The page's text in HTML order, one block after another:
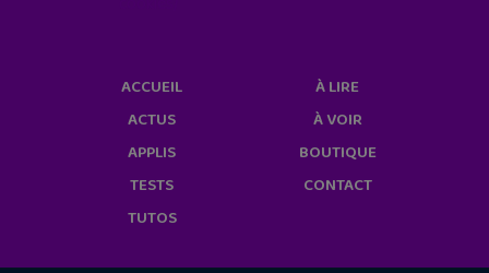
ACCUEIL
ACTUS
APPLIS
TESTS
TUTOS
À LIRE
À VOIR
BOUTIQUE
CONTACT